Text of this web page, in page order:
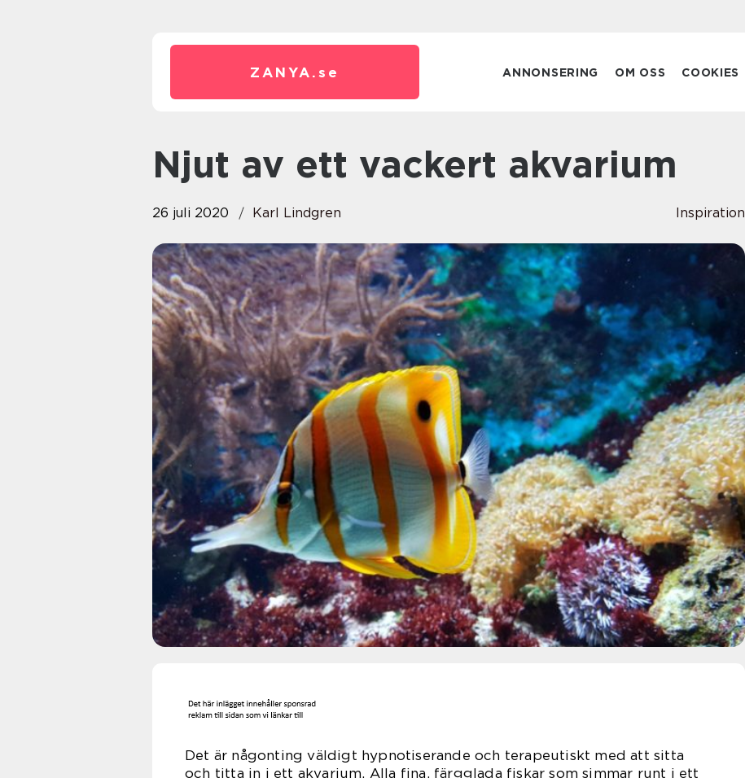
ZANYA. se ANNONSERING OM OSS COOKIES
Njut av ett vackert akvarium
26 juli 2020 Karl Lindgren Inspiration
Det är någonting väldigt hypnotiserande och terapeutiskt med att sitta
och titta in i ett akvarium. Alla fina, färgglada fiskar som simmar runt i ett